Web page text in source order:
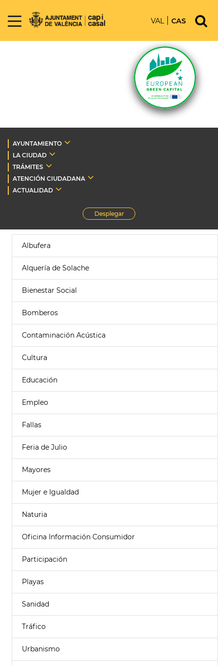
VAL CAS
AYUNTAMIENTO
LA CIUDAD
TRÁMITES
ATENCIÓN CIUDADANA
ACTUALIDAD
Desplegar
Albufera
Alquería de Solache
Bienestar Social
Bomberos
Contaminación Acústica
Cultura
Educación
Empleo
Fallas
Feria de Julio
Mayores
Mujer e Igualdad
Naturia
Oficina Información Consumidor
Participación
Playas
Sanidad
Tráfico
Urbanismo